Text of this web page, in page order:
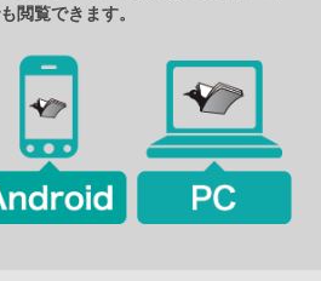
閲覧できます。